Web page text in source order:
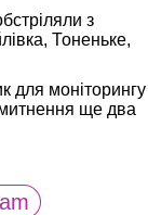
з
Тоненьке,
для моніторингу
ще два